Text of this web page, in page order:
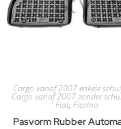
Cargo vanaf 2007 enkele
Cargo vanaf 2007 zonder
Fiat, Fiorino
Pasvorm Rubber